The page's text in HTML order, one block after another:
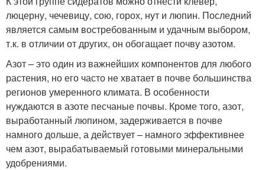
люцерну, чечевицу, сою, горох, нут и люпин. Последний
является самым востребованным и удачным выбором,
т.к. в отличии от других, он обогащает почву азотом.
Азот – это один из важнейших компонентов для любого
растения, но его часто не хватает в почве большинства
регионов умеренного климата. В особенности
нуждаются в азоте песчаные почвы. Кроме того, азот,
выработанный люпином, задерживается в почве
намного дольше, а действует – намного эффективнее
чем азот, вырабатываемый готовыми минеральными
удобрениями.